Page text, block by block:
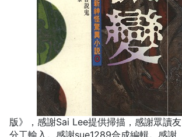
版》，感謝Sai Lee提供掃描，感謝眾讀友
分工輸入。感謝sue1289合成編輯。感謝